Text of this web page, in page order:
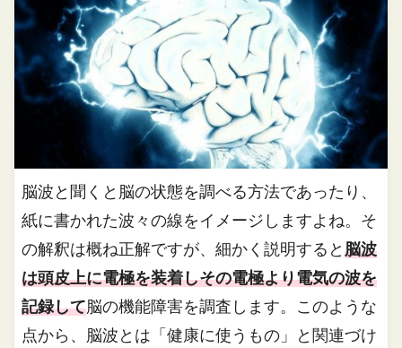
脳波と聞くと脳の状態を調べる方法であったり、
紙に書かれた波々の線をイメージしますよね。そ
の解釈は概ね正解ですが、細かく説明すると脳波
は頭皮上に電極を装着しその電極より電気の波を
記録して脳の機能障害を調査します。このような
点から、脳波とは「健康に使うもの」と関連づけ